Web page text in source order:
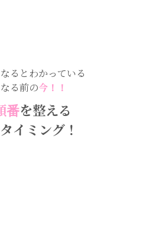
るとわかっている
る前の今！！
番を整える
イミング！